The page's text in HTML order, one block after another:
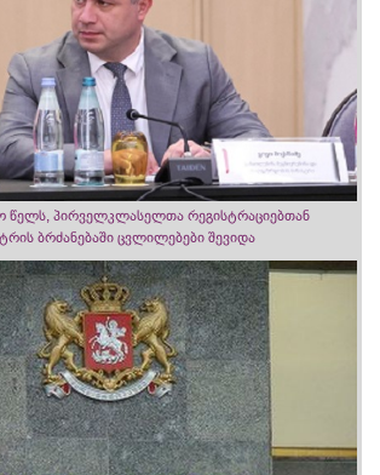
წელს, პირველკლასელთა რეგისტრაციებთან
ბრძანებაში ცვლილებები შევიდა